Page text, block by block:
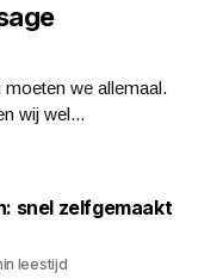
we allemaal.
wij wel...
snel zelfgemaakt
leestijd